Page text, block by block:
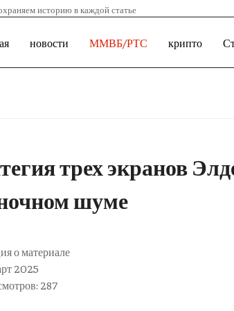
историю в каждой статье
новости ММВБ/РТС крипто
трех экранов
шуме
о материале
2025
287